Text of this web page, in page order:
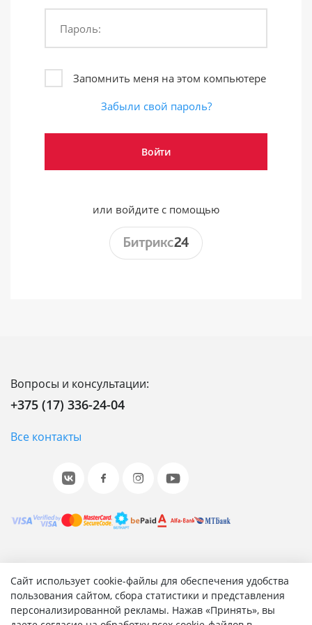
Сайт использует cookie-файлы для обеспечения удобства
пользования сайтом, сбора статистики и представления
персонализированной рекламы. Нажав «Принять», вы
Пароль:
Запомнить меня на этом компьютере
Забыли свой пароль?
или войдите с помощью
Вопросы и консультации:
+375 (17) 336-24-04
Все контакты
© 2001-2026 «Битрикс», «1С-Битрикс». Работает на 1С-
Битрикс: Управление сайтом.
Согласие на обработку персональных данных